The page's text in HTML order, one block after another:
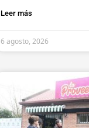
Leer más
6 agosto, 2026